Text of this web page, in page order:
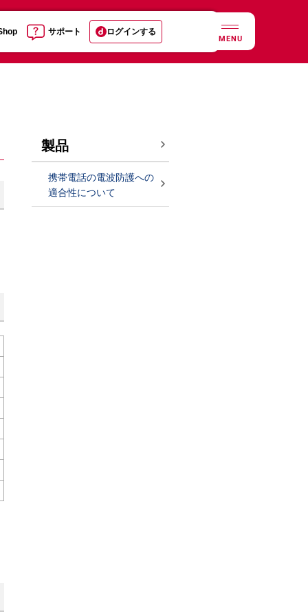
サポート ログインする
MENU
製品
携帯電話の電波防護への
適合性について